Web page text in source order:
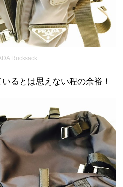
Rucksack
るとは思えない程の余裕！